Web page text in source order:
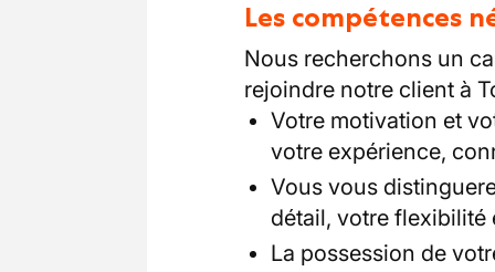
Les compétences
Nous recherchons un
rejoindre notre client à
Votre motivation et
votre expérience,
Vous vous
détail, votre flexibilité
La possession de